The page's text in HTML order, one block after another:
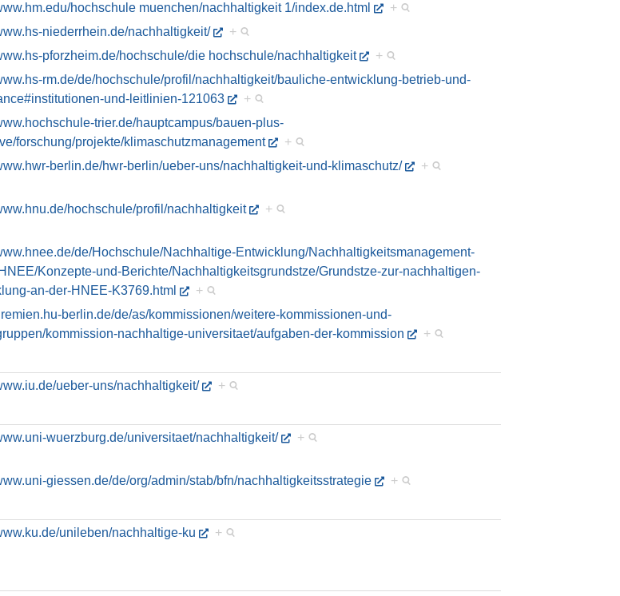
hochschule muenchen/nachhaltigkeit 1/index.de.html
+
niederrhein.de/nachhaltigkeit/
+
pforzheim.de/hochschule/die hochschule/nachhaltigkeit
+
rm.de/de/hochschule/profil/nachhaltigkeit/bauliche-entwicklung-betrieb-und-
und-leitlinien-121063
+
trier.de/hauptcampus/bauen-plus-
forschung/projekte/klimaschutzmanagement
+
berlin.de/hwr-berlin/ueber-uns/nachhaltigkeit-und-klimaschutz/ +
hochschule/profil/nachhaltigkeit +
de/Hochschule/Nachhaltige-Entwicklung/Nachhaltigkeitsmanagement-
Konzepte-und-Berichte/Nachhaltigkeitsgrundstze/Grundstze-zur-nachhaltigen-
an-der-HNEE-K3769.html
+
berlin.de/de/as/kommissionen/weitere-kommissionen-und-
kommission-nachhaltige-universitaet/aufgaben-der-kommission
+
ueber-uns/nachhaltigkeit/ +
wuerzburg.de/universitaet/nachhaltigkeit/ +
giessen.de/de/org/admin/stab/bfn/nachhaltigkeitsstrategie +
unileben/nachhaltige-ku +